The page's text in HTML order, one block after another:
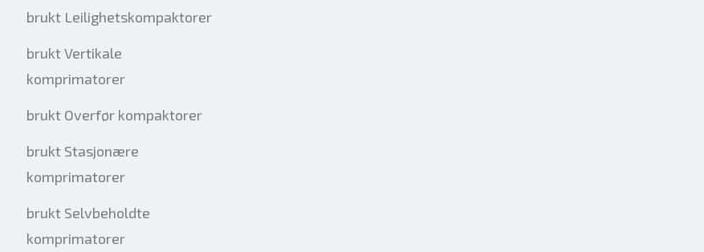
brukt Leilighetskompaktorer
brukt Vertikale
komprimatorer
brukt Overfør kompaktorer
brukt Stasjonære
komprimatorer
brukt Selvbeholdte
komprimatorer